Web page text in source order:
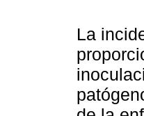
La